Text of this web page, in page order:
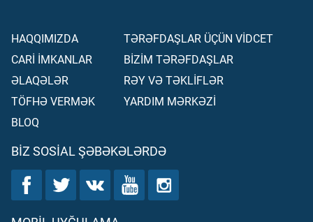
HAQQIMIZDA
CARİ İMKANLAR
ƏLAQƏLƏR
TÖFHƏ VERMƏK
BLOQ
TƏRƏFDAŞLAR ÜÇÜN VİDCET
BİZİM TƏRƏFDAŞLAR
RƏY VƏ TƏKLİFLƏR
YARDIM MƏRKƏZİ
BIZ SOSIAL ŞƏBƏKƏLƏRDƏ